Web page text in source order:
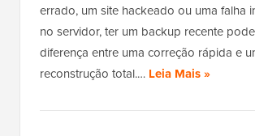
errado, um site hackeado ou uma falha
no servidor, ter um backup recente
diferença entre uma correção rápida e
reconstrução total.… Leia Mais »